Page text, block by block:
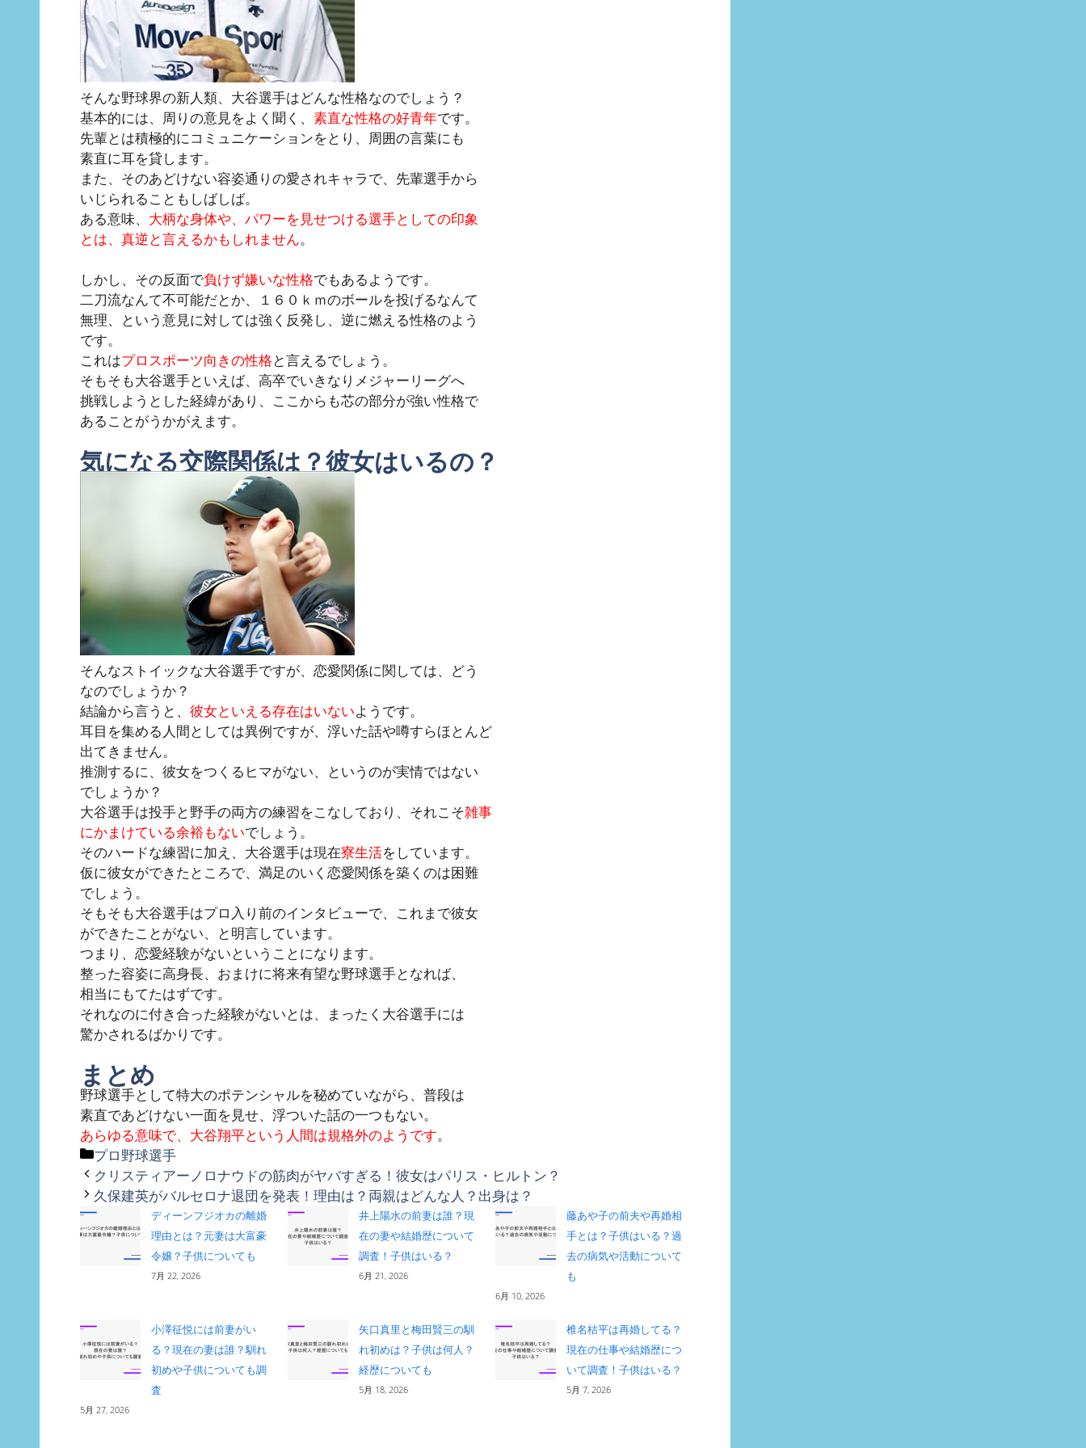
そんな野球界の新人類、大谷選手はどんな性格なのでしょう？
基本的には、周りの意見をよく聞く、 素直な性格の好青年です。
先輩とは積極的にコミュニケーションをとり、周囲の言葉にも
素直に耳を貸します。
また、そのあどけない容姿通りの愛されキャラで、先輩選手から
いじられることもしばしば。
ある意味、 大柄な身体や、パワーを見せつける選手としての印象
とは、真逆と言えるかもしれません。
しかし、その反面で負けず嫌いな性格でもあるようです。
二刀流なんて不可能だとか、１６０ｋｍのボールを投げるなんて
無理、という意見に対しては強く反発し、逆に燃える性格のよう
です。
これはプロスポーツ向きの性格と言えるでしょう。
そもそも大谷選手といえば、高卒でいきなりメジャーリーグへ
挑戦しようとした経緯があり、ここからも芯の部分が強い性格で
あることがうかがえます。
気になる交際関係は？彼女はいるの？
そんなストイックな大谷選手ですが、恋愛関係に関しては、どう
なのでしょうか？
結論から言うと、 彼女といえる存在はいないようです。
耳目を集める人間としては異例ですが、浮いた話や噂すらほとんど
出てきません。
推測するに、彼女をつくるヒマがない、というのが実情ではない
でしょうか？
大谷選手は投手と野手の両方の練習をこなしており、それこそ雑事
にかまけている余裕もないでしょう。
そのハードな練習に加え、大谷選手は現在寮生活をしています。
仮に彼女ができたところで、満足のいく恋愛関係を築くのは困難
でしょう。
そもそも大谷選手はプロ入り前のインタビューで、これまで彼女
ができたことがない、と明言しています。
つまり、恋愛経験がないということになります。
整った容姿に高身長、おまけに将来有望な野球選手となれば、
相当にもてたはずです。
それなのに付き合った経験がないとは、まったく大谷選手には
驚かされるばかりです。
まとめ
野球選手として特大のポテンシャルを秘めていながら、普段は
素直であどけない一面を見せ、浮ついた話の一つもない。
あらゆる意味で、大谷翔平という人間は規格外のようです。
カ
テ
ゴ
リ
ー
プロ野球選手
クリスティアーノロナウドの筋肉がヤバすぎる！彼女はパリス・ヒルトン？
久保建英がバルセロナ退団を発表！理由は？両親はどんな人？出身は？
ディーンフジオカの離婚
理由とは？元妻は大富豪
令嬢？子供についても
7月 22, 2026
井上陽水の前妻は誰？現
在の妻や結婚歴について
調査！子供はいる？
6月 21, 2026
藤あや子の前夫や再婚相
手とは？子供はいる？過
去の病気や活動について
も
6月 10, 2026
小澤征悦には前妻がい
る？現在の妻は誰？馴れ
初めや子供についても調
査
5月 27, 2026
矢口真里と梅田賢三の馴
れ初めは？子供は何人？
経歴についても
5月 18, 2026
椎名桔平は再婚してる？
現在の仕事や結婚歴につ
いて調査！子供はいる？
5月 7, 2026